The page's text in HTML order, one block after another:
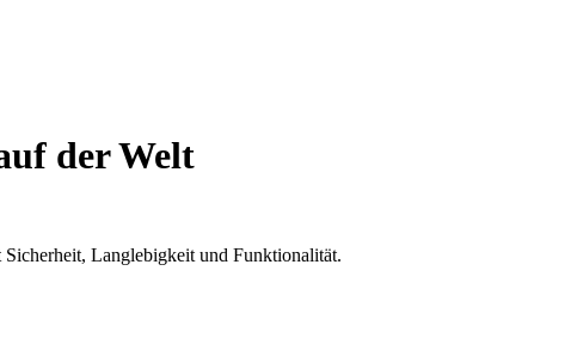
der Welt
Sicherheit, Langlebigkeit und Funktionalität.